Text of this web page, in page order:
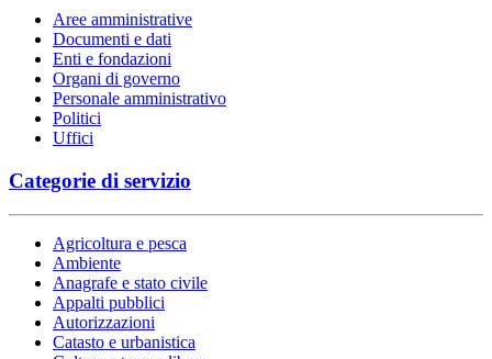
Aree amministrative
Documenti e dati
Enti e fondazioni
Organi di governo
Personale amministrativo
Politici
Uffici
Categorie di servizio
Agricoltura e pesca
Ambiente
Anagrafe e stato civile
Appalti pubblici
Autorizzazioni
Catasto e urbanistica